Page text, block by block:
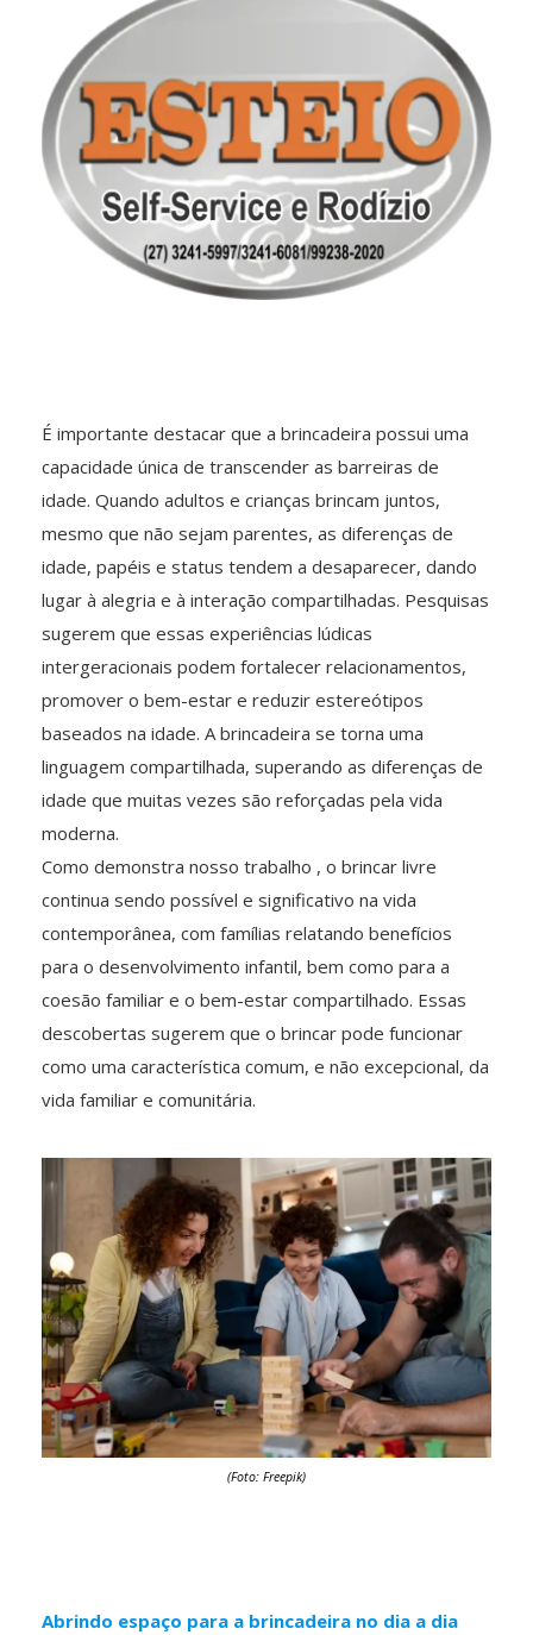
É importante destacar que a brincadeira possui uma
capacidade única de transcender as barreiras de
idade. Quando adultos e crianças brincam juntos,
mesmo que não sejam parentes, as diferenças de
idade, papéis e status tendem a desaparecer, dando
lugar à alegria e à interação compartilhadas. Pesquisas
sugerem que essas experiências lúdicas
intergeracionais podem fortalecer relacionamentos,
promover o bem-estar e reduzir estereótipos
baseados na idade. A brincadeira se torna uma
linguagem compartilhada, superando as diferenças de
idade que muitas vezes são reforçadas pela vida
moderna.
Como demonstra nosso trabalho , o brincar livre
continua sendo possível e significativo na vida
contemporânea, com famílias relatando benefícios
para o desenvolvimento infantil, bem como para a
coesão familiar e o bem-estar compartilhado. Essas
descobertas sugerem que o brincar pode funcionar
como uma característica comum, e não excepcional, da
vida familiar e comunitária.
(Foto: Freepik)
Abrindo espaço para a brincadeira no dia a dia